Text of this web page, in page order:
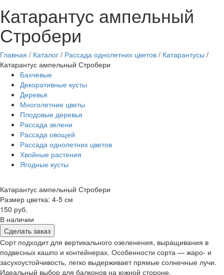
Катарантус ампельный
Стробери
Главная / Каталог / Рассада однолетних цветов / Катарантусы /
Катарантус ампельный Стробери
Бахчевые
Декоративные кусты
Деревья
Многолетние цветы
Плодовые деревья
Рассада зелени
Рассада овощей
Рассада однолетних цветов
Хвойные растения
Ягодные кусты
Катарантус ампельный Стробери
Размер цветка: 4-5 см
150 руб.
В наличии
Сделать заказ
Сорт подходит для вертикального озеленения, выращивания в
подвесных кашпо и контейнерах. Особенности сорта — жаро- и
засухоустойчивость, легко выдерживает прямые солнечные лучи.
Идеальный выбор для балконов на южной стороне.